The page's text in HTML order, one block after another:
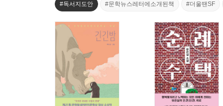
#독서지도안 #문학뉴스레터에소개된책 #더울땐SF